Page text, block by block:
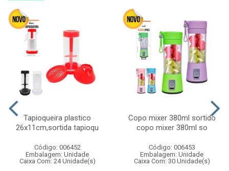
Tapioqueira plastico
26x11cm,sortida tapioqu
Código: 006452
Embalagem: Unidade
Caixa Com: 24 Unidade(s)
Copo mixer 380ml sortido
copo mixer 380ml so
Código: 006453
Embalagem: Unidade
Caixa Com: 30 Unidade(s)